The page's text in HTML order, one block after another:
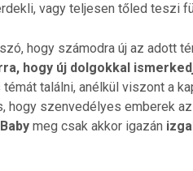
vagy teljesen tőled teszi
hogy számodra új az adott
hogy új dolgokkal
találni, anélkül viszont a
hogy szenvedélyes emberek
meg csak akkor igazán